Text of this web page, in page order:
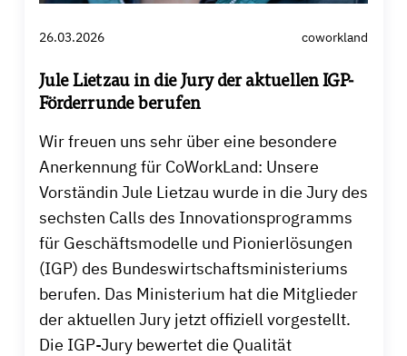
26.03.2026 coworkland
Jule Lietzau in die Jury der aktuellen IGP-
Förderrunde berufen
Wir freuen uns sehr über eine besondere
Anerkennung für CoWorkLand: Unsere
Vorständin Jule Lietzau wurde in die Jury des
sechsten Calls des Innovationsprogramms
für Geschäftsmodelle und Pionierlösungen
(IGP) des Bundeswirtschaftsministeriums
berufen. Das Ministerium hat die Mitglieder
der aktuellen Jury jetzt offiziell vorgestellt.
Die IGP-Jury bewertet die Qualität